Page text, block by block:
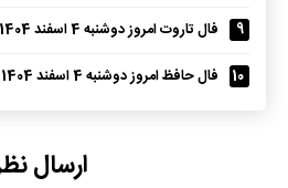
9
فال تاروت امروز دوشنبه 4 اسفند 1404؛ انرژی های مثبت اسفند
10
فال حافظ امروز دوشنبه 4 اسفند 1404 + تفسیر
ارسال